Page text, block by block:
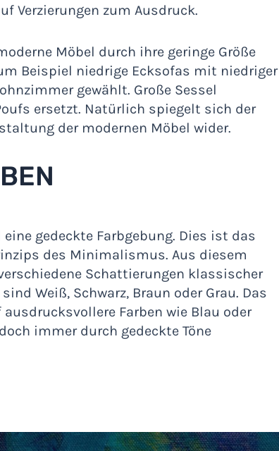
Verzierungen zum Ausdruck.
Möbel durch ihre geringe Größe
Beispiel niedrige Ecksofas mit niedriger
gewählt. Große Sessel
ersetzt. Natürlich spiegelt sich der
der modernen Möbel wider.
gedeckte Farbgebung. Dies ist das
des Minimalismus. Aus diesem
Schattierungen klassischer
Weiß, Schwarz, Braun oder Grau. Das
Farben wie Blau oder
immer durch gedeckte Töne